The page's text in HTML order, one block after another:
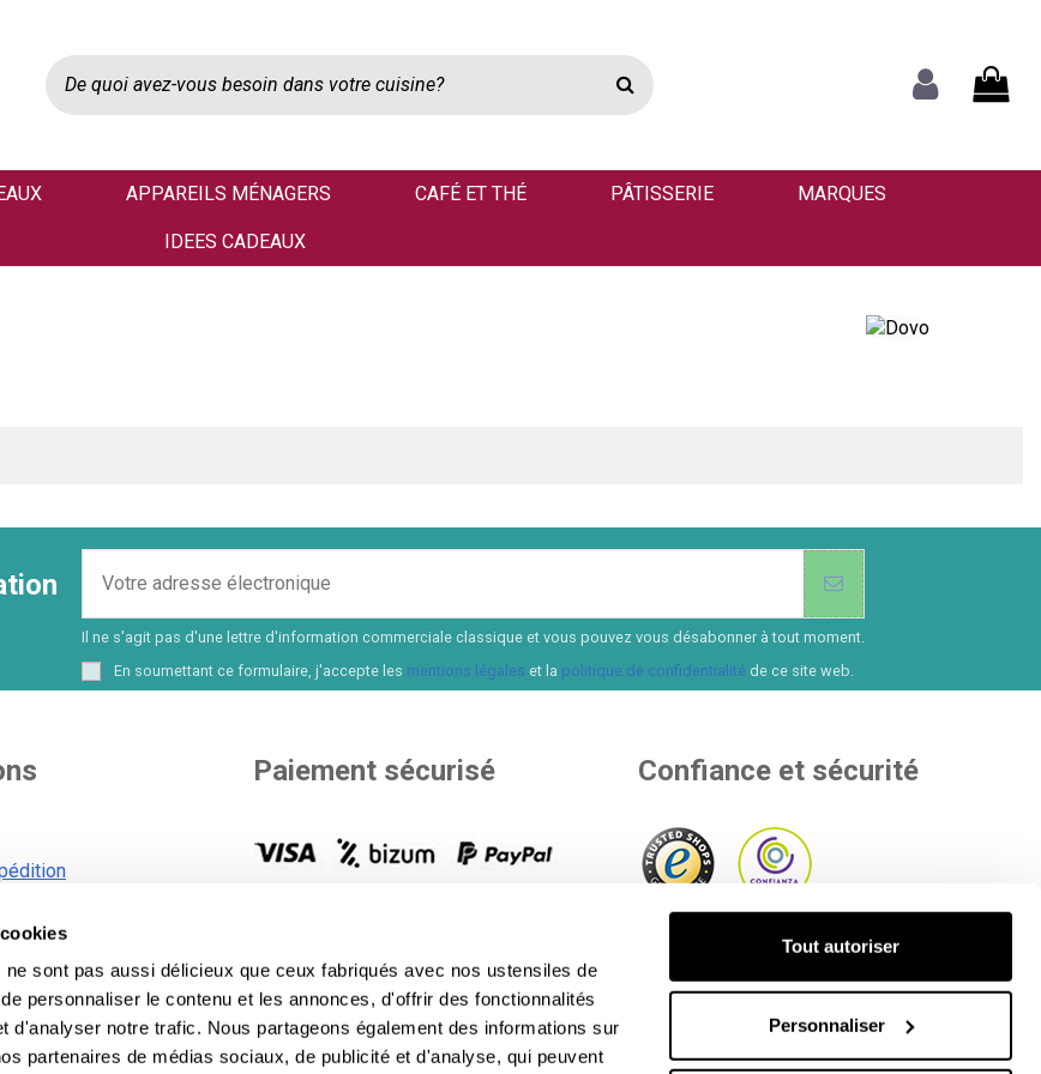
sont pas aussi délicieux que ceux fabriqués avec nos ustensiles de
personnaliser le contenu et les annonces, d'offrir des fonctionnalités
d'analyser notre trafic. Nous partageons également des informations sur
partenaires de médias sociaux, de publicité et d'analyse, qui peuvent
Tout autoriser
Personnaliser
APPAREILS MÉNAGERS CAFÉ ET THÉ PÂTISSERIE MARQUES
IDEES CADEAUX
Il ne s'agit pas d'une lettre d'information commerciale classique et vous pouvez vous désabonner à tout moment.
En soumettant ce formulaire, j'accepte les mentions légales et la politique de confidentialité de ce site web.
de cookies
Paiement sécurisé
et financer votre achat. Voir tous les
modes de paiement.
Confiance et sécurité
Au sein d'entités indépendantes qui